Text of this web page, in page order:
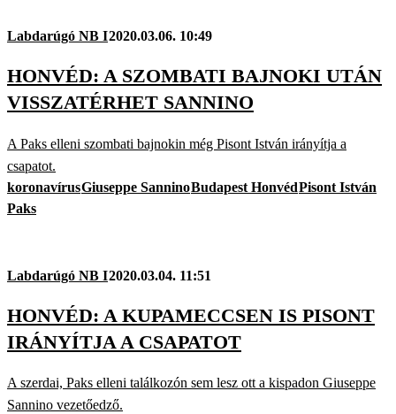
Labdarúgó NB I2020.03.06. 10:49
HONVÉD: A SZOMBATI BAJNOKI UTÁN
VISSZATÉRHET SANNINO
A Paks elleni szombati bajnokin még Pisont István irányítja a
csapatot.
koronavírusGiuseppe SanninoBudapest HonvédPisont István
Paks
Labdarúgó NB I2020.03.04. 11:51
HONVÉD: A KUPAMECCSEN IS PISONT
IRÁNYÍTJA A CSAPATOT
A szerdai, Paks elleni találkozón sem lesz ott a kispadon Giuseppe
Sannino vezetőedző.